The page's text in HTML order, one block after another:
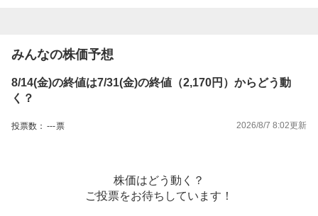
みんなの株価予想
8/14(金)の終値は7/31(金)の終値（2,170円）からどう動
く？
投票数： ---票 2026/8/7 8:02更新
株価はどう動く？
ご投票をお待ちしています！